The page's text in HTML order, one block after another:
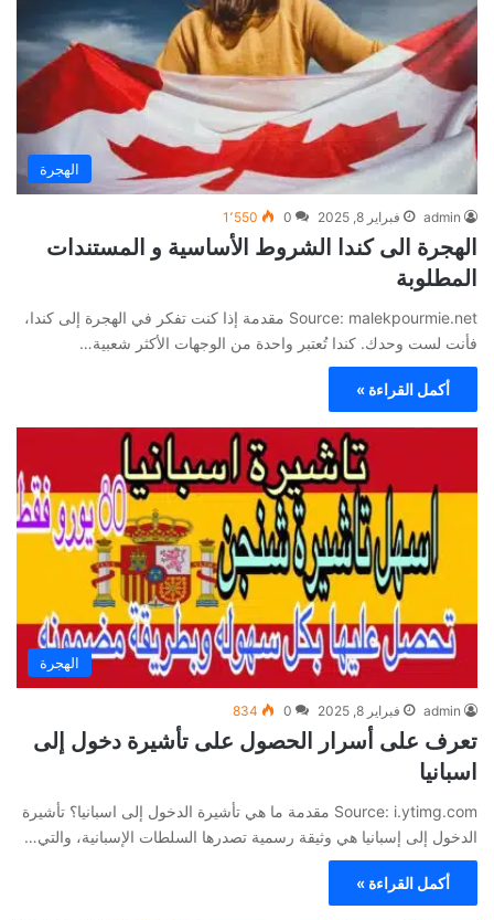
الهجرة
admin فبراير 8, 2025 0 1٬550
الهجرة الى كندا الشروط الأساسية و المستندات
المطلوبة
Source: malekpourmie.net مقدمة إذا كنت تفكر في الهجرة إلى كندا،
فأنت لست وحدك. كندا تُعتبر واحدة من الوجهات الأكثر شعبية…
أكمل القراءة »
الهجرة
admin فبراير 8, 2025 0
834
تعرف على أسرار الحصول على تأشيرة دخول إلى
اسبانيا
Source: i.ytimg.com مقدمة ما هي تأشيرة الدخول إلى اسبانيا؟ تأشيرة
الدخول إلى إسبانيا هي وثيقة رسمية تصدرها السلطات الإسبانية، والتي…
أكمل القراءة »